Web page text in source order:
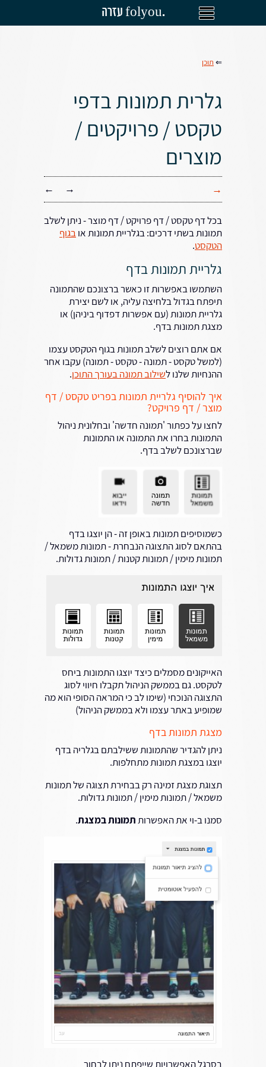
עזרה folyou.
⇐ תוכן
גלרית תמונות בדפי
טקסט / פרויקטים /
מוצרים
→
→
←
בכל דף טקסט / דף פרויקט / דף מוצר - ניתן לשלב
תמונות בשתי דרכים: בגלריית תמונות אובגוף
הטקסט.
גלריית תמונות בדף
השתמשו באפשרות זו כאשר ברצונכם שהתמונה
תיפתח בגדול בלחיצה עליה, או לשם יצירת
גלריית תמונות (עם אפשרות דפדוף ביניהן) או
מצגת תמונות בדף.
אם אתם רוצים לשלב תמונות בגוף הטקסט עצמו
(למשל טקסט - תמונה - טקסט - תמונה) עקבו אחר
ההנחיות שלנו לשילוב תמונה בעורך התוכן.
איך להוסיף גלריית תמונות בפריט טקסט / דף
מוצר / דף פרויקט?
לחצו על כפתור 'תמונה חדשה' ובחלונית ניהול
התמונות בחרו את התמונה או התמונות
שברצונכם לשלב בדף.
כשמוסיפים תמונות באופן זה - הן יוצגו בדף
בהתאם לסוג התצוגה הנבחרת - תמונות משמאל /
תמונות מימין / תמונות קטנות / תמונות גדולות.
האייקונים מסמלים כיצד יוצגו התמונות ביחס
לטקסט. גם בממשק הניהול תקבלו חיווי לסוג
התצוגה הנוכחי (שימו לב כי המראה הסופי הוא מה
שמופיע באתר עצמו ולא בממשק הניהול)
מצגת תמונות בדף
ניתן להגדיר שהתמונות ששילבתם בגלריה בדף
יוצגו במצגת תמונות מתחלפות.
תצוגת מצגת זמינה רק בבחירת תצוגה של תמונות
משמאל / תמונות מימין / תמונות גדולות.
סמנו ב-וי את האפשרותתמונות במצגת.
בסרגל האפשרויות שייפתח ניתן לבחור